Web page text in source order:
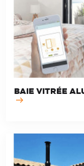
BAIE VITRÉE